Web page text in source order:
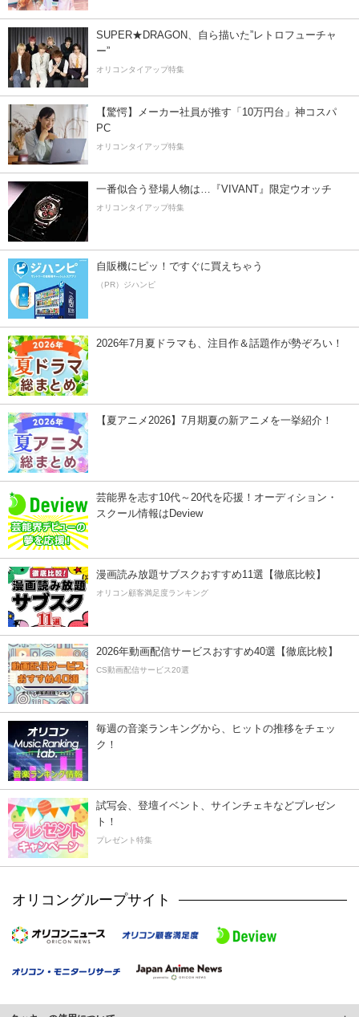
SUPER★DRAGON、自ら描いた”レトロフューチャ
ー”
オリコンタイアップ特集
【驚愕】メーカー社員が推す「10万円台」神コスパ
PC
オリコンタイアップ特集
一番似合う登場人物は…『VIVANT』限定ウオッチ
オリコンタイアップ特集
自販機にピッ！ですぐに買えちゃう
（PR）ジハンピ
2026年7月夏ドラマも、注目作＆話題作が勢ぞろい！
【夏アニメ2026】7月期夏の新アニメを一挙紹介！
芸能界を志す10代～20代を応援！オーディション・
スクール情報はDeview
漫画読み放題サブスクおすすめ11選【徹底比較】
オリコン顧客満足度ランキング
2026年動画配信サービスおすすめ40選【徹底比較】
CS動画配信サービス20選
毎週の音楽ランキングから、ヒットの推移をチェッ
ク！
試写会、登壇イベント、サインチェキなどプレゼン
ト！
プレゼント特集
オリコングループサイト